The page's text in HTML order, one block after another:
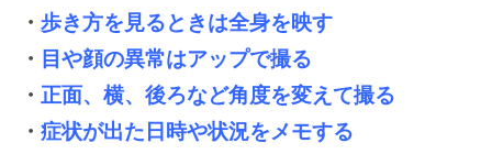
・ 歩き方を見るときは全身を映す
・ 目や顔の異常はアップで撮る
・ 正面、横、後ろなど角度を変えて撮る
・ 症状が出た日時や状況をメモする